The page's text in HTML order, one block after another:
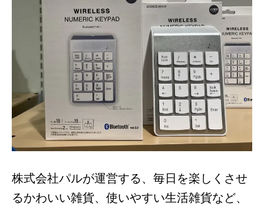
株式会社パルが運営する、毎日を楽しくさせ
るかわいい雑貨、使いやすい生活雑貨など、